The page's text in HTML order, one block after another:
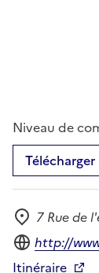
Niveau de
Adresse
7 Rue de
Site internet
http://
Itinéraire